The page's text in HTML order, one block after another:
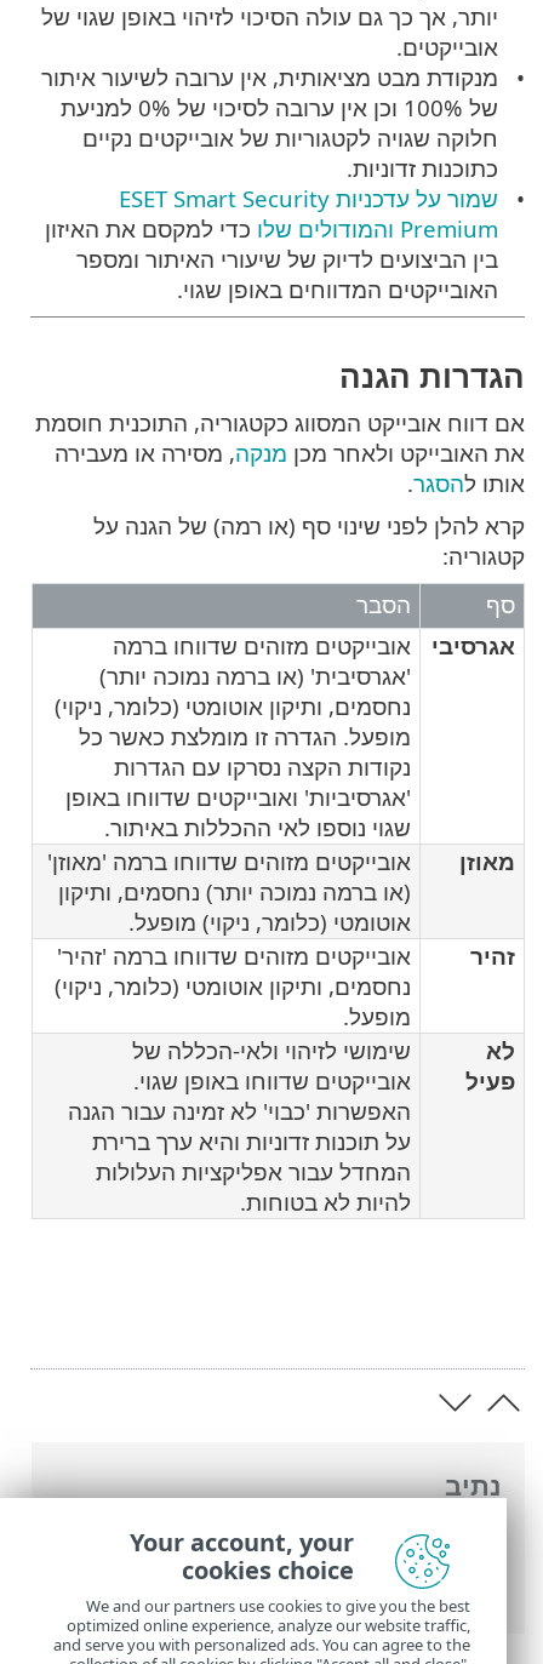
נתיב
העזרה המקוונת של ESET >
ESET Smart
Security Premium
>הגדרות מתקדמות
הגנות
יותר, אך כך גם עולה הסיכוי לזיהוי באופן שגוי של
אובייקטים.
מנקודת מבט מציאותית, אין ערובה לשיעור איתור
של 100% וכן אין ערובה לסיכוי של 0% למניעת
חלוקה שגויה לקטגוריות של אובייקטים נקיים
כתוכנות זדוניות.
שמור על עדכניות ESET Smart Security
Premium והמודולים שלו
כדי למקסם את האיזון
בין הביצועים לדיוק של שיעורי האיתור ומספר
האובייקטים המדווחים באופן שגוי.
הגדרות הגנה
אם דווח אובייקט המסווג כקטגוריה, התוכנית חוסמת
את האובייקט ולאחר מכן מנקה, מסירה או מעבירה
אותו להסגר.
קרא להלן לפני שינוי סף (או רמה) של הגנה על
קטגוריה:
סף
הסבר
אגרסיבי
אובייקטים מזוהים שדווחו ברמה
'אגרסיבית' (או ברמה נמוכה יותר)
נחסמים, ותיקון אוטומטי (כלומר, ניקוי)
מופעל. הגדרה זו מומלצת כאשר כל
נקודות הקצה נסרקו עם הגדרות
'אגרסיביות' ואובייקטים שדווחו באופן
שגוי נוספו לאי ההכללות באיתור.
מאוזן
אובייקטים מזוהים שדווחו ברמה 'מאוזן'
(או ברמה נמוכה יותר) נחסמים, ותיקון
אוטומטי (כלומר, ניקוי) מופעל.
זהיר
אובייקטים מזוהים שדווחו ברמה 'זהיר'
נחסמים, ותיקון אוטומטי (כלומר, ניקוי)
מופעל.
לא
פעיל
שימושי לזיהוי ולאי-הכללה של
אובייקטים שדווחו באופן שגוי.
האפשרות 'כבוי' לא זמינה עבור הגנה
על תוכנות זדוניות והיא ערך ברירת
המחדל עבור אפליקציות העלולות
להיות לא בטוחות.
Your account, your
cookies choice
We and our partners use cookies to give you the best
optimized online experience, analyze our website traffic,
and serve you with personalized ads. You can agree to the